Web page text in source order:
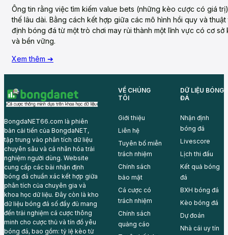
Ông tin rằng việc tìm kiếm value bets (những kèo cược có giá
thế lâu dài. Bằng cách kết hợp giữa các mô hình hồi quy và
định bóng đá từ một trò chơi may rủi thành một lĩnh vực có cơ
và bền vững.
Xem thêm ➔
BongdaNET66.com là phiên
bản cải tiến của BongdaNET,
tập trung vào phân tích dữ liệu
chuyên sâu và cá nhân hóa trải
nghiệm người dùng. Website
cung cấp các bài nhận định
bóng đá chuẩn xác kết hợp giữa
phân tích của chuyên gia và
khoa học dữ liệu. Đây còn là kho
dữ liệu bóng đá số đầy đủ mang
đến trải nghiệm cá cược thông
minh cho cược thủ và tín đồ yêu
bóng đá, bao gồm: tỷ lệ kèo từ
VỀ CHÚNG
TÔI
Giới thiệu
Liên hệ
Tuyên bố miễn
trách nhiệm
Chính sách
bảo mật
Cá cược có
trách nhiệm
Chính sách
quảng cáo
DỮ LIỆU BÓNG
ĐÁ
Nhận định
bóng đá
Livescore
Lịch thi đấu
Kết quả bóng
đá
BXH bóng đá
Kèo bóng đá
Dự đoán
Nhà cái uy tín